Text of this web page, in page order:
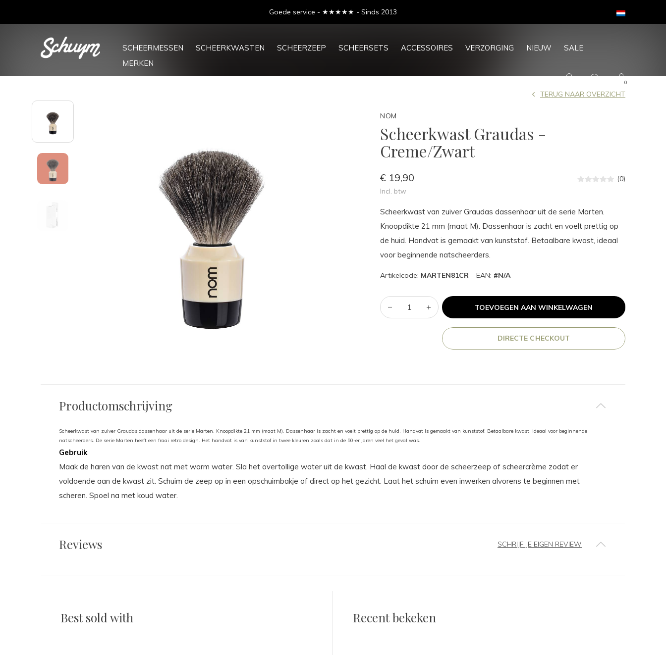
SCHEERMESSEN SCHEERKWASTEN SCHEERZEEP SCHEERSETS ACCESSOIRES VERZORGING NIEUW
SALE
MERKEN
0
Goede service - ★★★★★ - Sinds 2013
NOM
Scheerkwast Graudas -
Creme/Zwart
TERUG NAAR OVERZICHT
€ 19,90
Incl. btw
(0)
Scheerkwast van zuiver Graudas dassenhaar uit de serie Marten.
Knoopdikte 21 mm (maat M). Dassenhaar is zacht en voelt prettig op
de huid. Handvat is gemaakt van kunststof. Betaalbare kwast, ideaal
voor beginnende natscheerders.
Artikelcode: MARTEN81CR EAN: #N/A
TOEVOEGEN AAN WINKELWAGEN
DIRECTE CHECKOUT
Productomschrijving
Scheerkwast van zuiver Graudas dassenhaar uit de serie Marten. Knoopdikte 21 mm (maat M). Dassenhaar is zacht en voelt prettig op de huid. Handvat is gemaakt van kunststof. Betaalbare kwast, ideaal voor beginnende
natscheerders. De serie Marten heeft een fraai retro design. Het handvat is van kunststof in twee kleuren zoals dat in de 50-er jaren veel het geval was.
Gebruik
Maak de haren van de kwast nat met warm water. Sla het overtollige water uit de kwast. Haal de kwast door de scheerzeep of scheercrème zodat er
voldoende aan de kwast zit. Schuim de zeep op in een opschuimbakje of direct op het gezicht. Laat het schuim even inwerken alvorens te beginnen met
scheren. Spoel na met koud water.
Reviews SCHRIJF JE EIGEN REVIEW
Best sold with Recent bekeken